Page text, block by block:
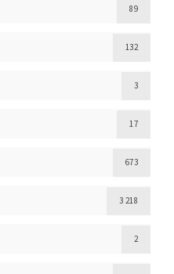
89
132
3
17
673
3 218
2